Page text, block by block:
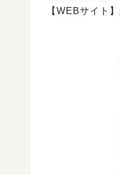
【WEBサイト】